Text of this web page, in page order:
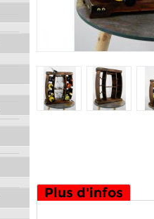
Plus d'infos